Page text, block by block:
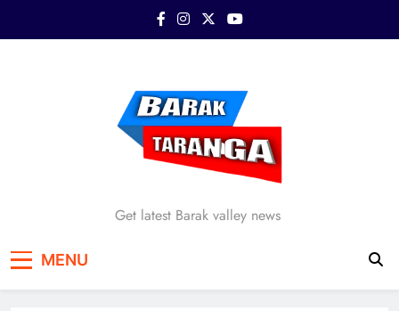
Barak Taranga
Get latest Barak valley news
MENU